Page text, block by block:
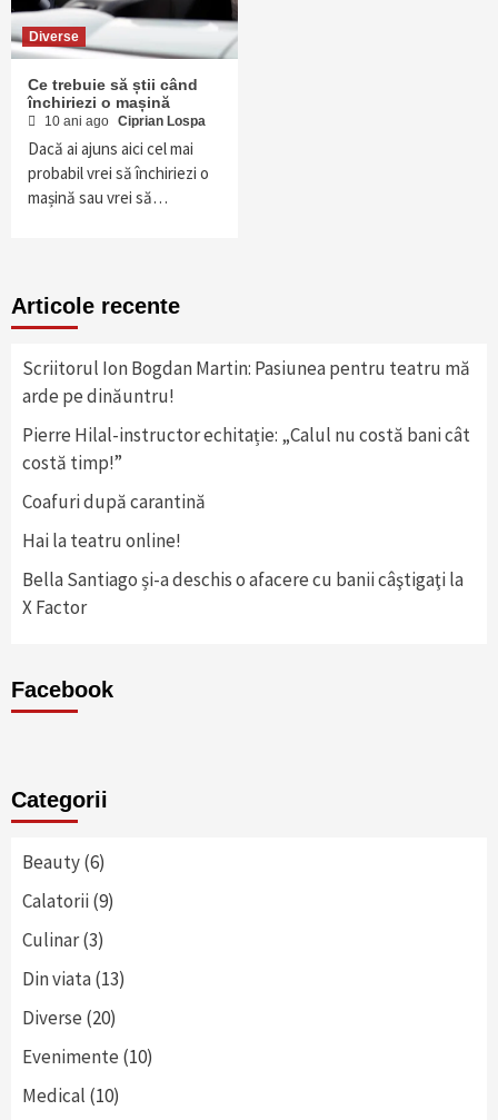
Diverse
Ce trebuie să știi când
închiriezi o mașină
10 ani ago Ciprian Lospa
Dacă ai ajuns aici cel mai
probabil vrei să închiriezi o
mașină sau vrei să…
Articole recente
Scriitorul Ion Bogdan Martin: Pasiunea pentru teatru mă
arde pe dinăuntru!
Pierre Hilal-instructor echitație: „Calul nu costă bani cât
costă timp!”
Coafuri după carantină
Hai la teatru online!
Bella Santiago și-a deschis o afacere cu banii câştigaţi la
X Factor
Facebook
Categorii
Beauty(6)
Calatorii(9)
Culinar(3)
Din viata(13)
Diverse (20)
Evenimente (10)
Medical (10)